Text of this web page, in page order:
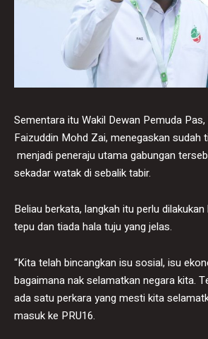
​Sementara itu Wakil Dewan Pemuda
Faizuddin Mohd Zai, menegaskan sudah
menjadi peneraju utama gabungan
sekadar watak di sebalik tabir.
Beliau berkata, langkah itu perlu
tepu dan tiada hala tuju yang jelas.
“Kita telah bincangkan isu sosial, isu
bagaimana nak selamatkan negara kita.
ada satu perkara yang mesti kita
masuk ke PRU16.